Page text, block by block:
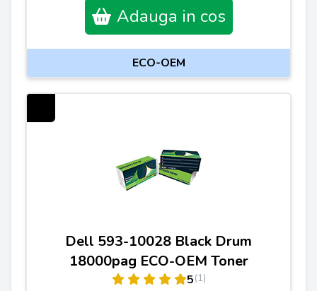
Adauga in cos
ECO-OEM
Dell 593-10028 Black Drum
18000pag ECO-OEM Toner
5(1)